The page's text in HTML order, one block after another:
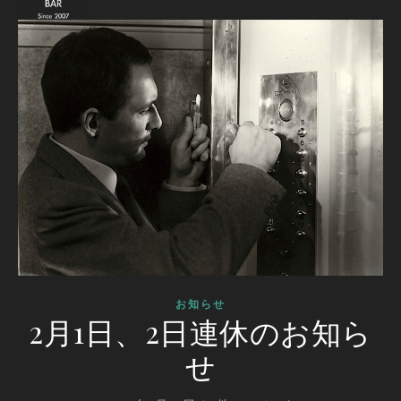
お知らせ
2月1日、2日連休のお知ら
せ